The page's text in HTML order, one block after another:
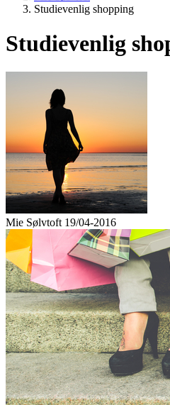
Studievenlig shopping
Studievenlig
Mie Sølvtoft 19/04-2016